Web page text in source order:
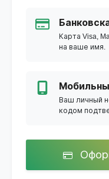
Карта Visa,
на ваше имя.
Ваш личный
кодом